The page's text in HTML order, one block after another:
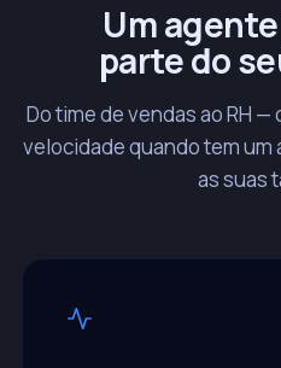
Um
parte do
Do time de vendas ao RH
velocidade quando tem um
as suas